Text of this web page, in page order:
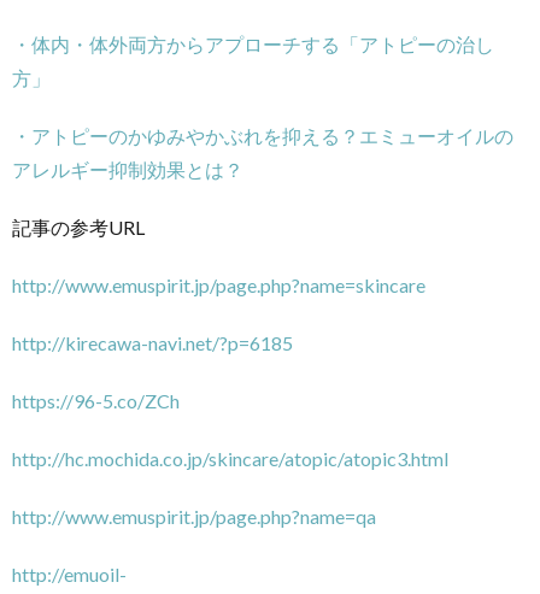
・体内・体外両方からアプローチする「アトピーの治し
方」
・アトピーのかゆみやかぶれを抑える？エミューオイルの
アレルギー抑制効果とは？
記事の参考URL
http://www.emuspirit.jp/page.php?name=skincare
http://kirecawa-navi.net/?p=6185
https://96-5.co/ZCh
http://hc.mochida.co.jp/skincare/atopic/atopic3.html
http://www.emuspirit.jp/page.php?name=qa
http://emuoil-